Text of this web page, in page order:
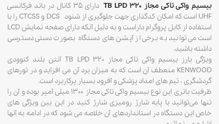
بیسیم واکی تاکی مجاز TB LPD 320
دارای ۳۵ کانال در باند فرکانسی
UHF است که امکان کدگذاری جهت جلوگیری از شنود DCS و CTCSS را با
استفاده از کابل پروگرام داراست و به دلیل آنکه دارای صفحه نمایش LCD
است می‌توانید به برخی از آپشن های دستگاه بصورت دستی دسترسی
داشته باشید.
ویژگی بارز بیسیم واکی تاکی مجاز TB LPD 320 آنتن بلند کنوودی
KENWOOD منعطف آن است که به میزان برد آن می افزاید و در تورهای
گردشگری ، تیم های امداد پزشکی و آفرود بسیار پرکاربرد است.
ظرفیت باتری این نوع بیسیم واکی تاکی مجاز ۱۳۰۰ میلی آمپر بوده و آن را
تنها می‌توانید با پایه شارژ رومیزی شارژ کنید در این بین ویژگی های
خاص این دستگاه در استانداردهای آن خلاصه می شود که در ادامه به آنها